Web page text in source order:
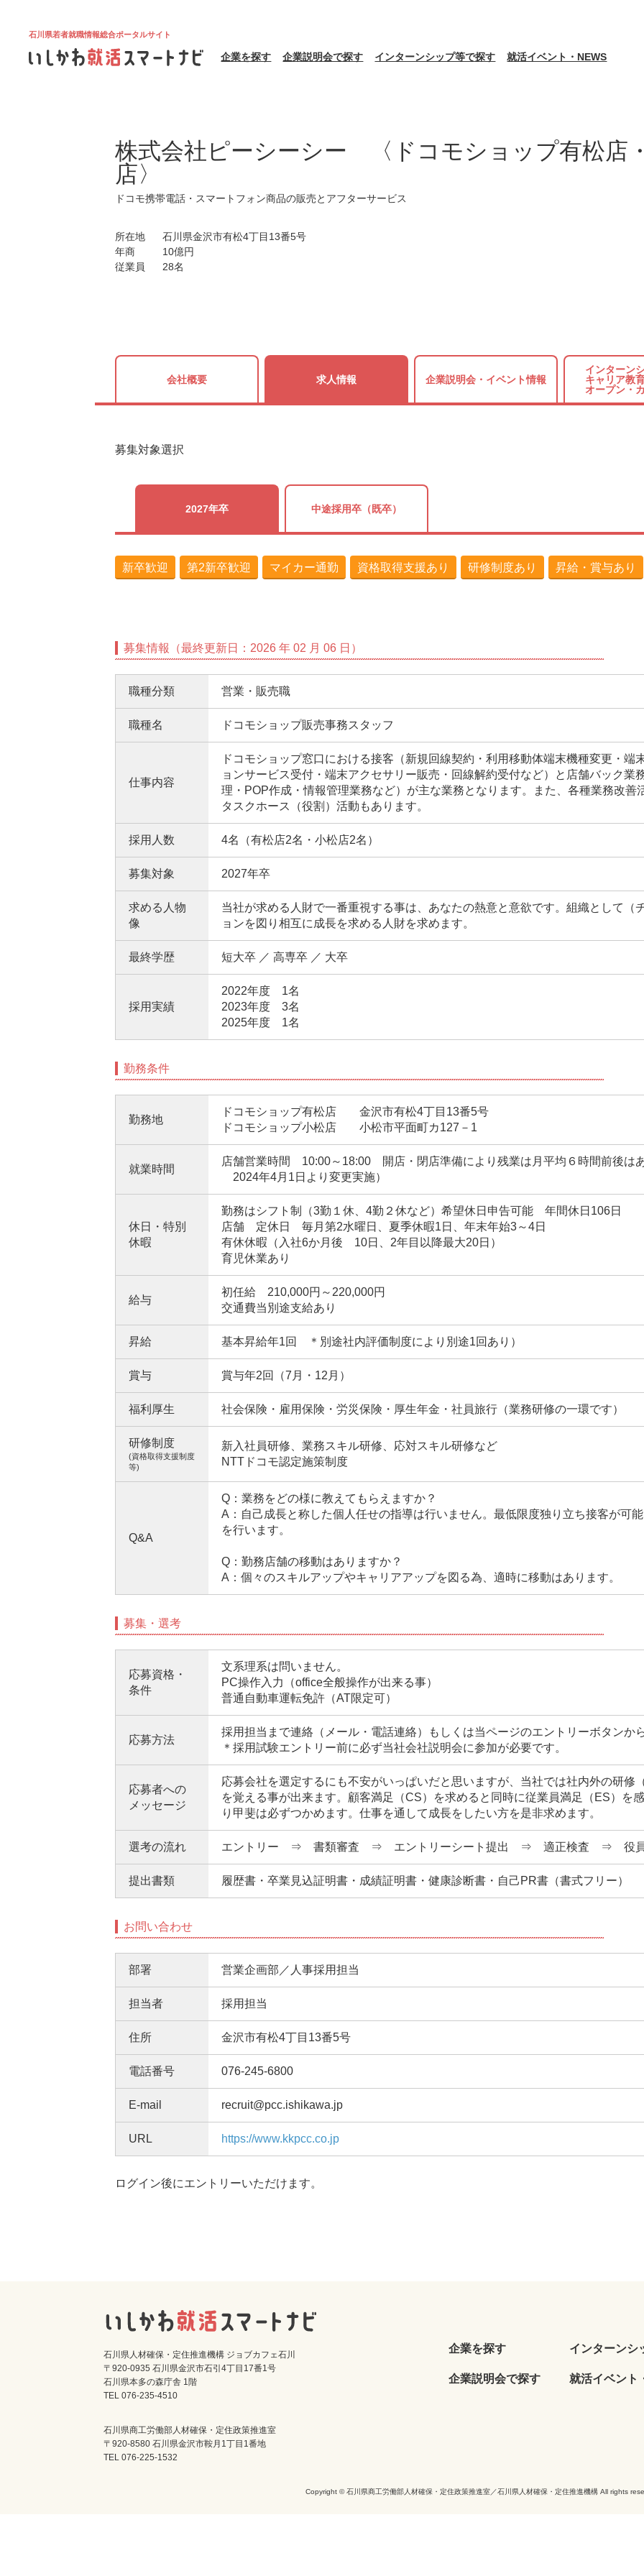
石川県若者就職情報総合ポータルサイト
企業を探す 企業説明会で探す インターンシップ等で探す 就活イベント・NEWS
株式会社ピーシーシー 〈ドコモショップ有松店
店〉
ドコモ携帯電話・スマートフォン商品の販売とアフターサービス
所在地
石川県金沢市有松4丁目13番5号
年商
10億円
従業員
28名
会社概要 求人情報 企業説明会・ イベント情報
インターン
キャリア教
オープン・
募集対象選択
2027年卒 中途採用卒（既卒）
新卒歓迎 第2新卒歓迎 マイカー通勤 資格取得支援あり 研修制度あり 昇給・賞与あり
募集情報（最終更新日：2026 年 02 月 06 日）
職種分類 営業・販売職
職種名 ドコモショップ販売事務スタッフ
仕事内容
ドコモショップ窓口における接客（新規回線契約・利用移動体端末機種変更・端
ョンサービス受付・端末アクセサリー販売・回線解約受付など）と店舗バック業
理・POP作成・情報管理業務など）が主な業務となります。また、各種業務改善
タスクホース（役割）活動もあります。
採用人数 4名（有松店2名・小松店2名）
募集対象 2027年卒
求める人物
像
当社が求める人財で一番重視する事は、あなたの熱意と意欲です。組織として（
ョンを図り相互に成長を求める人財を求めます。
最終学歴 短大卒 ／ 高専卒 ／ 大卒
採用実績
2022年度 1名
2023年度 3名
2025年度 1名
勤務条件
勤務地
ドコモショップ有松店 金沢市有松4丁目13番5号
ドコモショップ小松店 小松市平面町カ127－1
就業時間
店舗営業時間 10:00～18:00 開店・閉店準備により残業は月平均６時間前後は
2024年4月1日より変更実施）
休日・特別
休暇
勤務はシフト制（3勤１休、4勤２休など）希望休日申告可能 年間休日106日
店舗 定休日 毎月第2水曜日、夏季休暇1日、年末年始3～4日
有休休暇（入社6か月後 10日、2年目以降最大20日）
育児休業あり
給与
初任給 210,000円～220,000円
交通費当別途支給あり
昇給 基本昇給年1回 ＊別途社内評価制度により別途1回あり）
賞与 賞与年2回（7月・12月）
福利厚生 社会保険・雇用保険・労災保険・厚生年金・社員旅行（業務研修の一環です）
研修制度
(資格取得支援制度
等)
新入社員研修、業務スキル研修、応対スキル研修など
NTTドコモ認定施策制度
Q&A
Q：業務をどの様に教えてもらえますか？
A：自己成長と称した個人任せの指導は行いません。最低限度独り立ち接客が可
を行います。
Q：勤務店舗の移動はありますか？
A：個々のスキルアップやキャリアアップを図る為、適時に移動はあります。
募集・選考
応募資格・
条件
文系理系は問いません。
PC操作入力（office全般操作が出来る事）
普通自動車運転免許（AT限定可）
応募方法
採用担当まで連絡（メール・電話連絡）もしくは当ページのエントリーボタンか
＊採用試験エントリー前に必ず当社会社説明会に参加が必要です。
応募者への
メッセージ
応募会社を選定するにも不安がいっぱいだと思いますが、当社では社内外の研修
を覚える事が出来ます。顧客満足（CS）を求めると同時に従業員満足（ES）を
り甲斐は必ずつかめます。仕事を通して成長をしたい方を是非求めます。
選考の流れ エントリー ⇒ 書類審査 ⇒ エントリーシート提出 ⇒ 適正検査 ⇒ 役
提出書類 履歴書・卒業見込証明書・成績証明書・健康診断書・自己PR書（書式フリー）
お問い合わせ
部署 営業企画部／人事採用担当
担当者 採用担当
住所 金沢市有松4丁目13番5号
電話番号 076-245-6800
E-mail recruit@pcc.ishikawa.jp
URL https://www.kkpcc.co.jp
ログイン後にエントリーいただけます。
石川県人材確保・定住推進機構 ジョブカフェ石川
〒920-0935 石川県金沢市石引4丁目17番1号
石川県本多の森庁舎 1階
TEL 076-235-4510
石川県商工労働部人材確保・定住政策推進室
〒920-8580 石川県金沢市鞍月1丁目1番地
TEL 076-225-1532
企業を探す
企業説明会で探す
インターンシ
就活イベント
Copyright © 石川県商工労働部人材確保・定住政策推進室／石川県人材確保・定住推進機構 All rights